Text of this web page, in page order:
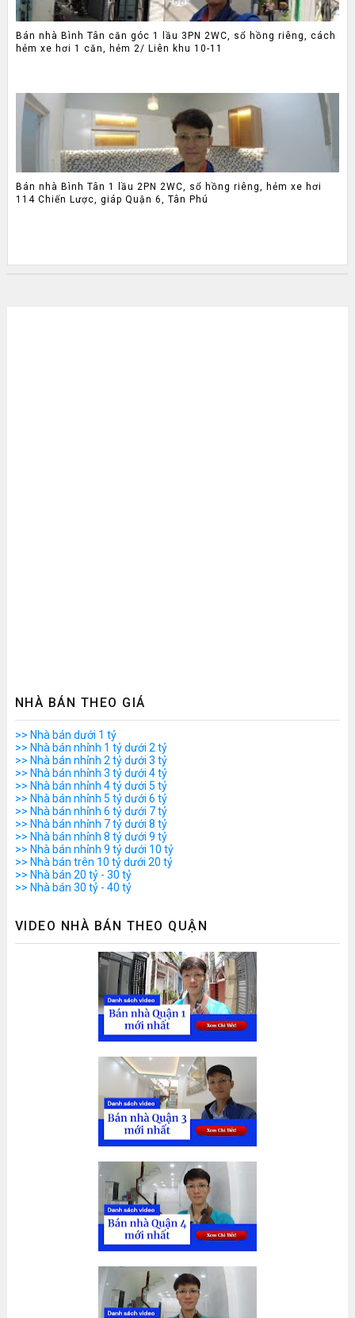
Bán nhà Bình Tân căn góc 1 lầu 3PN 2WC, sổ hồng riêng, cách
hẻm xe hơi 1 căn, hẻm 2/ Liên khu 10-11
Bán nhà Bình Tân 1 lầu 2PN 2WC, sổ hồng riêng, hẻm xe hơi
114 Chiến Lược, giáp Quận 6, Tân Phú
NHÀ BÁN THEO GIÁ
>> Nhà bán dưới 1 tỷ
>> Nhà bán nhỉnh 1 tỷ dưới 2 tỷ
>> Nhà bán nhỉnh 2 tỷ dưới 3 tỷ
>> Nhà bán nhỉnh 3 tỷ dưới 4 tỷ
>> Nhà bán nhỉnh 4 tỷ dưới 5 tỷ
>> Nhà bán nhỉnh 5 tỷ dưới 6 tỷ
>> Nhà bán nhỉnh 6 tỷ dưới 7 tỷ
>> Nhà bán nhỉnh 7 tỷ dưới 8 tỷ
>> Nhà bán nhỉnh 8 tỷ dưới 9 tỷ
>> Nhà bán nhỉnh 9 tỷ dưới 10 tỷ
>> Nhà bán trên 10 tỷ dưới 20 tỷ
>> Nhà bán 20 tỷ - 30 tỷ
>> Nhà bán 30 tỷ - 40 tỷ
VIDEO NHÀ BÁN THEO QUẬN